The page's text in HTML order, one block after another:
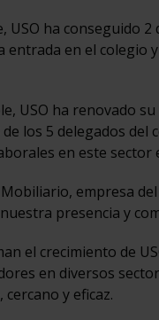
USO ha conseguido
entrada en el colegio
USO ha renovado
los 5 delegados
en este sector
empresa
presencia y
el crecimiento de
en diversos
y eficaz.